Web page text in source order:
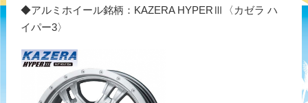
◆アルミホイール銘柄：KAZERA HYPERⅢ〈カゼラ ハ
イパー3〉